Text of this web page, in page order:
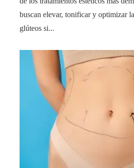
buscan elevar, tonificar y optimizar
glúteos si...